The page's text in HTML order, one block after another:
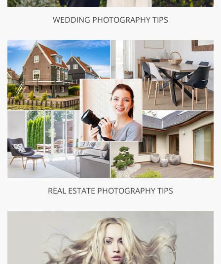
WEDDING PHOTOGRAPHY TIPS
REAL ESTATE PHOTOGRAPHY TIPS